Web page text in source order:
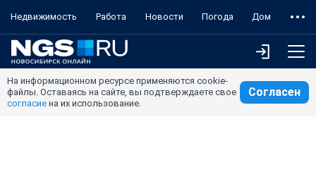
Недвижимость Работа Новости Погода Дом
На информационном ресурсе применяются cookie-
файлы. Оставаясь на сайте, вы подтверждаете свое
согласие на их использование.
Согласен